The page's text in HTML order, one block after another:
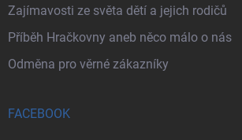
Zajímavosti ze světa dětí a jejich rodičů
Příběh Hračkovny aneb něco málo o nás
Odměna pro věrné zákazníky
FACEBOOK